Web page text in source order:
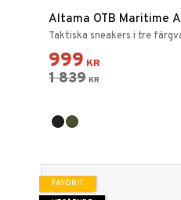
Altama OTB Maritime
Mid
Taktiska sneakers i tre
999 KR
1 839 KR
FAVORIT